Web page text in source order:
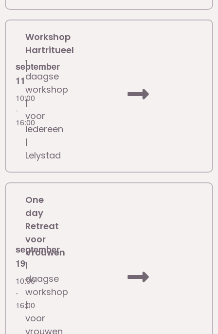
september
11
10:00
-
16:00
Workshop
Hartritueel
1
daagse
workshop
|
voor
iedereen
|
Lelystad
september
19
10:00
-
16:00
One
day
Retreat
voor
Vrouwen
1
daagse
workshop
|
voor
vrouwen